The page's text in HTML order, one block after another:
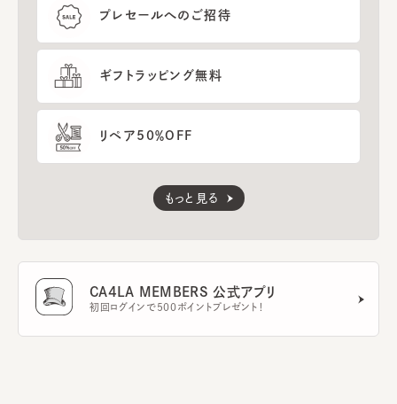
プレセールへのご招待
ギフトラッピング無料
リペア50％OFF
もっと見る
CA4LA MEMBERS 公式アプリ
初回ログインで500ポイントプレゼント！